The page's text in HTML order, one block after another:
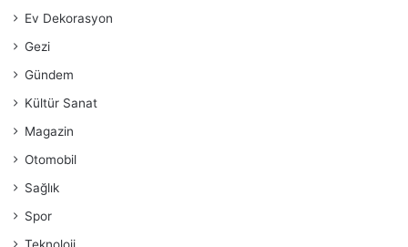
Ev Dekorasyon
Gezi
Gündem
Kültür Sanat
Magazin
Otomobil
Sağlık
Spor